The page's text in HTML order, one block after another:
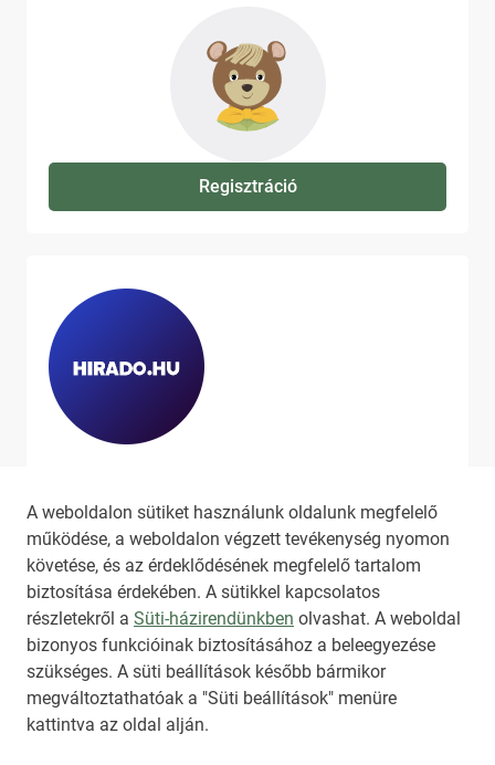
A weboldalon sütiket használunk oldalunk megfelelő
működése, a weboldalon végzett tevékenység nyomon
követése, és az érdeklődésének megfelelő tartalom
biztosítása érdekében. A sütikkel kapcsolatos
részletekről a Süti-házirendünkben olvashat. A weboldal
bizonyos funkcióinak biztosításához a beleegyezése
szükséges. A süti beállítások később bármikor
megváltoztathatóak a "Süti beállítások" menüre
kattintva az oldal alján.
Regisztráció
látni, látogassa meg ahirado.hu
oldalát!
HIRADO.HU MEDIAKLIKK.HU
M4SPORT.HU NEMZETISPORT.HU